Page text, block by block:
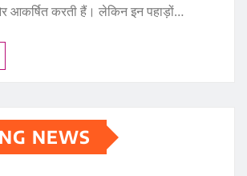
आकर्षित करती हैं। लेकिन इन पहाड़ों…
NEWS